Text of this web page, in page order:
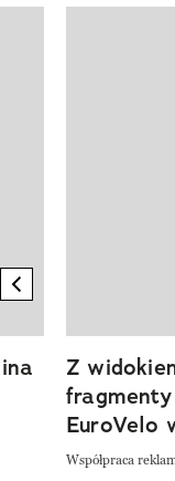
previous element
Z
EuroVelo
Współpraca